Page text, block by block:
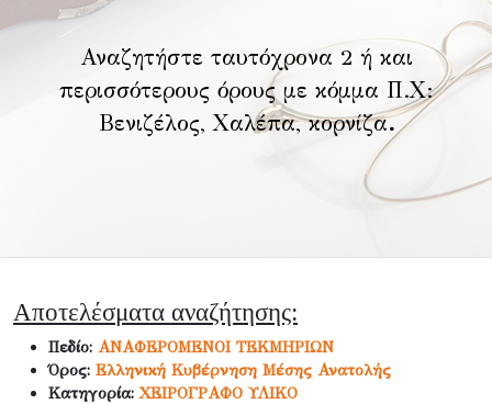
Αναζητήστε ταυτόχρονα 2 ή και
περισσότερους όρους με κόμμα Π.Χ:
Βενιζέλος, Χαλέπα, κορνίζα.
Αποτελέσματα αναζήτησης:
Πεδίο: ΑΝΑΦΕΡΟΜΕΝΟΙ ΤΕΚΜΗΡΙΩΝ
Όρος: Ελληνική Κυβέρνηση Μέσης Ανατολής
Κατηγορία:ΧΕΙΡΟΓΡΑΦΟ ΥΛΙΚΟ